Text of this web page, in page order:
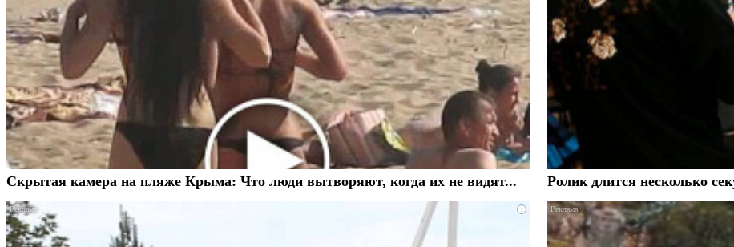
Скрытая камера на пляже Крыма: Что люди вытворяют, когда их не видят... Ролик длится несколько
i